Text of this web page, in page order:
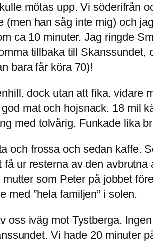
mötas upp. Vi söderifrån
(men han såg inte mig) och
ca 10 minuter. Jag ringde
tillbaka till
bara får köra 70)!
dock utan att fika, vidare
mat och hojsnack. 18 mil
med tolvårig. Funkade lika
och frossa och sedan kaffe.
ur resterna av den
som Peter på jobbet
med ”hela familjen” i solen.
oss iväg mot Tystberga.
Vi hade 20 minuter